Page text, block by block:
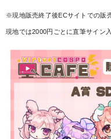
※現地販売終了後ECサイトでの販
現地では2000円ごとに直筆サイン